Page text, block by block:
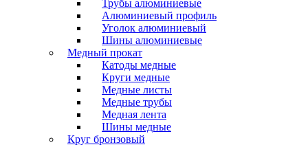
Трубы алюминиевые
Алюминиевый профиль
Уголок алюминиевый
Шины алюминиевые
Медный прокат
Катоды медные
Круги медные
Медные листы
Медные трубы
Медная лента
Шины медные
Круг бронзовый